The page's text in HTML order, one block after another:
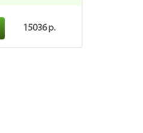
15036 р.